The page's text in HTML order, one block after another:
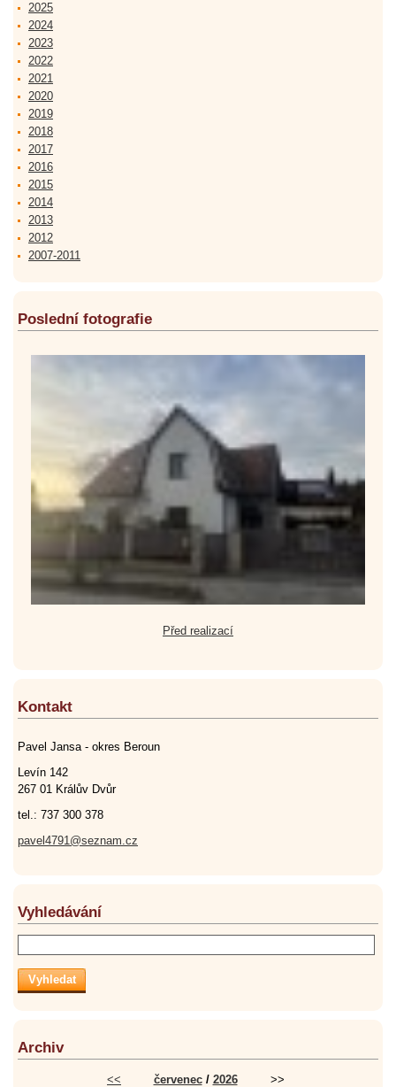
2025
2024
2023
2022
2021
2020
2019
2018
2017
2016
2015
2014
2013
2012
2007-2011
Poslední fotografie
Před realizací
Kontakt
Pavel Jansa - okres Beroun
Levín 142
267 01 Králův Dvůr
tel.: 737 300 378
pavel4791@seznam.cz
Vyhledávání
Archiv
<< červenec/ 2026 >>